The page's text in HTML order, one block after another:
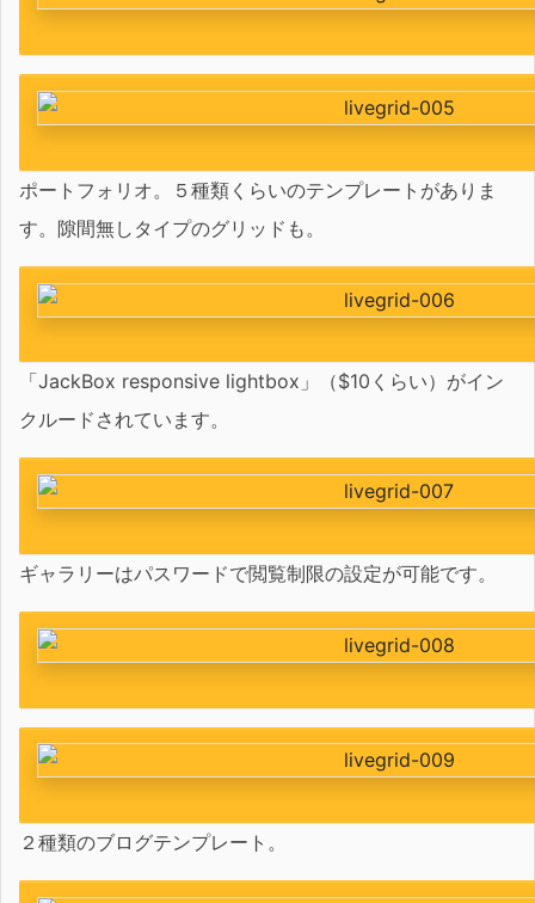
ポートフォリオ。５種類くらいのテンプレートがありま
す。隙間無しタイプのグリッドも。
「JackBox responsive lightbox」（$10くらい）がイン
クルードされています。
ギャラリーはパスワードで閲覧制限の設定が可能です。
２種類のブログテンプレート。